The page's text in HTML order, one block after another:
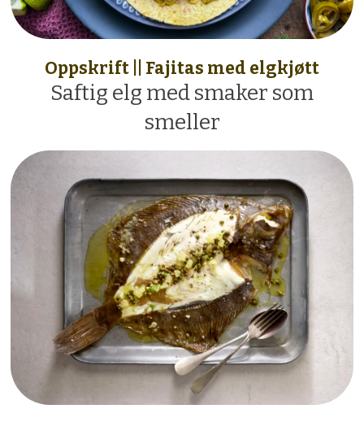
Oppskrift || Fajitas med elgkjøtt
Saftig elg med smaker som
smeller